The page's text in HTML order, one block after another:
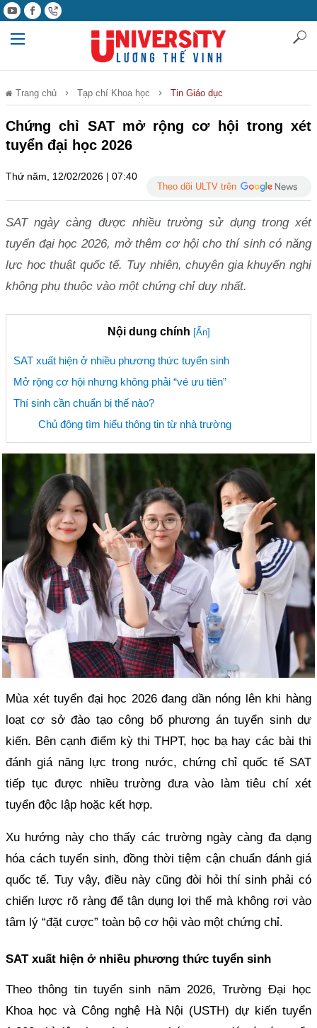
Trang chủ Tạp chí Khoa học Tin Giáo dục
Chứng chỉ SAT mở rộng cơ hội trong xét
tuyển đại học 2026
Thứ năm, 12/02/2026 | 07:40
Theo dõi ULTV trên
SAT ngày càng được nhiều trường sử dụng trong xét
tuyển đại học 2026, mở thêm cơ hội cho thí sinh có năng
lực học thuật quốc tế. Tuy nhiên, chuyên gia khuyến nghị
không phụ thuộc vào một chứng chỉ duy nhất.
Nội dung chính [Ẩn]
SAT xuất hiện ở nhiều phương thức tuyển sinh
Mở rộng cơ hội nhưng không phải “vé ưu tiên”
Thí sinh cần chuẩn bị thế nào?
Chủ động tìm hiểu thông tin từ nhà trường
Mùa xét tuyển đại học 2026 đang dần nóng lên khi hàng
loạt cơ sở đào tạo công bố phương án tuyển sinh dự
kiến. Bên cạnh điểm kỳ thi THPT, học bạ hay các bài thi
đánh giá năng lực trong nước, chứng chỉ quốc tế SAT
tiếp tục được nhiều trường đưa vào làm tiêu chí xét
tuyển độc lập hoặc kết hợp.
Xu hướng này cho thấy các trường ngày càng đa dạng
hóa cách tuyển sinh, đồng thời tiệm cận chuẩn đánh giá
quốc tế. Tuy vậy, điều này cũng đòi hỏi thí sinh phải có
chiến lược rõ ràng để tận dụng lợi thế mà không rơi vào
tâm lý “đặt cược” toàn bộ cơ hội vào một chứng chỉ.
SAT xuất hiện ở nhiều phương thức tuyển sinh
Theo thông tin tuyển sinh năm 2026, Trường Đại học
Khoa học và Công nghệ Hà Nội (USTH) dự kiến tuyển